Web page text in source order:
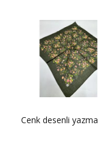
Cenk desenli yazma